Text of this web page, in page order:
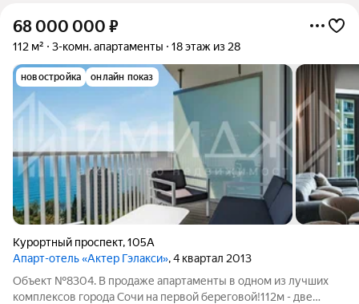
68 000 000 ₽
112 м² 3-комн. апартаменты 18 этаж из 28
новостройка онлайн показ
Курортный проспект,105А
Апарт-отель «Актер Гэлакси», 4 квартал 2013
Объект №8304. В продаже апартаменты в одном из лучших
комплексов города Сочи на первой береговой!112м - две